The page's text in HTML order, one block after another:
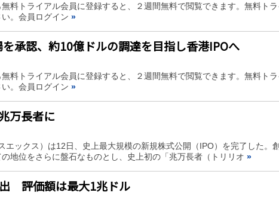
料トライアル会員に登録すると、２週間無料で閲覧できます。無料トラ
。会員ログイン »
承認、約10億ドルの調達を目指し香港IPOへ
料トライアル会員に登録すると、２週間無料で閲覧できます。無料トラ
。会員ログイン »
万長者に
エックス）は12日、史上最大規模の新規株式公開（IPO）を完了した。
地位をさらに盤石なものとし、史上初の「兆万長者（トリリオ »
評価額は最大1兆ドル